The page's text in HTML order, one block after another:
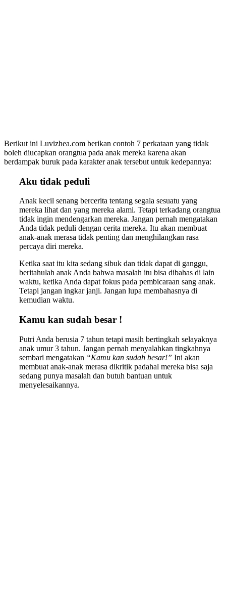
Berikut ini Luvizhea.com berikan contoh 7 perkataan yang tidak
boleh diucapkan orangtua pada anak mereka karena akan
berdampak buruk pada karakter anak tersebut untuk kedepannya:
Aku tidak peduli
Anak kecil senang bercerita tentang segala sesuatu yang
mereka lihat dan yang mereka alami. Tetapi terkadang orangtua
tidak ingin mendengarkan mereka. Jangan pernah mengatakan
Anda tidak peduli dengan cerita mereka. Itu akan membuat
anak-anak merasa tidak penting dan menghilangkan rasa
percaya diri mereka.
Ketika saat itu kita sedang sibuk dan tidak dapat di ganggu,
beritahulah anak Anda bahwa masalah itu bisa dibahas di lain
waktu, ketika Anda dapat fokus pada pembicaraan sang anak.
Tetapi jangan ingkar janji. Jangan lupa membahasnya di
kemudian waktu.
Kamu kan sudah besar !
Putri Anda berusia 7 tahun tetapi masih bertingkah selayaknya
anak umur 3 tahun. Jangan pernah menyalahkan tingkahnya
sembari mengatakan “Kamu kan sudah besar!” Ini akan
membuat anak-anak merasa dikritik padahal mereka bisa saja
sedang punya masalah dan butuh bantuan untuk
menyelesaikannya.